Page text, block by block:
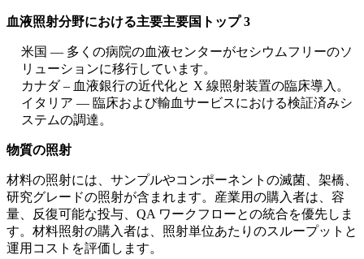
血液照射分野における主要主要国トップ 3
米国 — 多くの病院の血液センターがセシウムフリーのソ
リューションに移行しています。
カナダ – 血液銀行の近代化と X 線照射装置の臨床導入。
イタリア — 臨床および輸血サービスにおける検証済みシ
ステムの調達。
物質の照射
材料の照射には、サンプルやコンポーネントの滅菌、架橋、
研究グレードの照射が含まれます。産業用の購入者は、容
量、反復可能な投与、QA ワークフローとの統合を優先しま
す。材料照射の購入者は、照射単位あたりのスループットと
運用コストを評価します。